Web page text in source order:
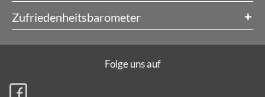
Zufriedenheitsbarometer
Folge uns auf